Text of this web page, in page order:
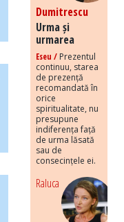
Dumitrescu
Urma și
urmarea
Eseu / Prezentul
continuu, starea
de prezență
recomandată în
orice
spiritualitate, nu
presupune
indiferența față
de urma lăsată
sau de
consecințele ei.
Raluca